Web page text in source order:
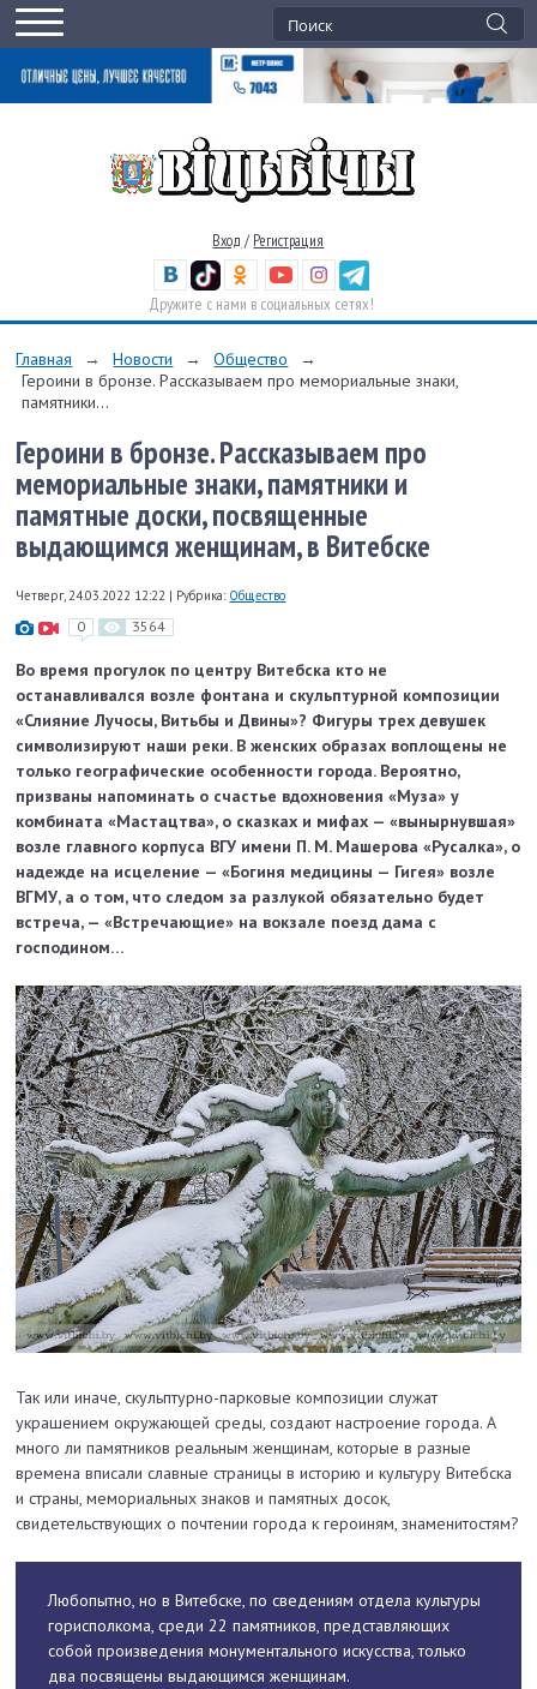
Вход / Регистрация
Дружите с нами в социальных сетях!
Главная → Новости → Общество
→
Героини в бронзе. Рассказываем про мемориальные знаки,
памятники...
Героини в бронзе. Рассказываем про
мемориальные знаки, памятники и
памятные доски, посвященные
выдающимся женщинам, в Витебске
Четверг, 24.03.2022 12:22 | Рубрика: Общество
0 3564
Во время прогулок по центру Витебска кто не
останавливался возле фонтана и скульптурной композиции
«Слияние Лучосы, Витьбы и Двины»? Фигуры трех девушек
символизируют наши реки. В женских образах воплощены не
только географические особенности города. Вероятно,
призваны напоминать о счастье вдохновения «Муза» у
комбината «Мастацтва», о сказках и мифах — «вынырнувшая»
возле главного корпуса ВГУ имени П. М. Машерова «Русалка», о
надежде на исцеление — «Богиня медицины — Гигея» возле
ВГМУ, а о том, что следом за разлукой обязательно будет
встреча, — «Встречающие» на вокзале поезд дама с
господином…
Так или иначе, скульптурно-парковые композиции служат
украшением окружающей среды, создают настроение города. А
много ли памятников реальным женщинам, которые в разные
времена вписали славные страницы в историю и культуру Витебска
и страны, мемориальных знаков и памятных досок,
свидетельствующих о почтении города к героиням, знаменитостям?
Любопытно, но в Витебске, по сведениям отдела культуры
горисполкома, среди 22 памятников, представляющих
собой произведения монументального искусства, только
два посвящены выдающимся женщинам.